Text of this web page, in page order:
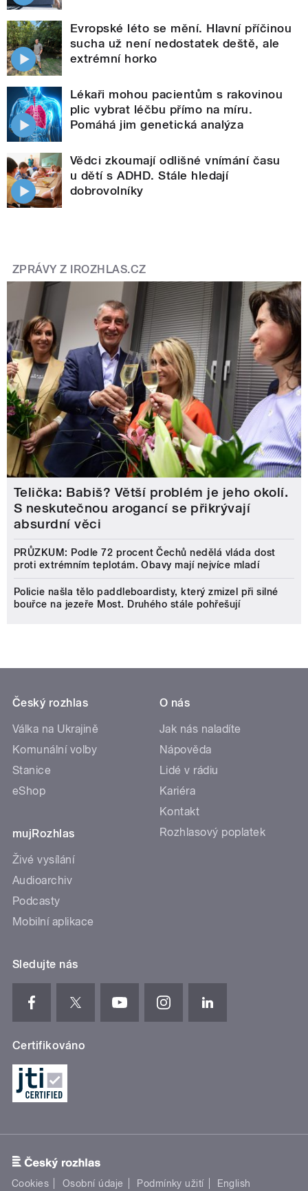
Evropské léto se mění. Hlavní příčinou
sucha už není nedostatek deště, ale
extrémní horko
Lékaři mohou pacientům s rakovinou
plic vybrat léčbu přímo na míru.
Pomáhá jim genetická analýza
Vědci zkoumají odlišné vnímání času
u dětí s ADHD. Stále hledají
dobrovolníky
ZPRÁVY Z IROZHLAS.CZ
Telička: Babiš? Větší problém je jeho okolí.
S neskutečnou arogancí se přikrývají
absurdní věci
PRŮZKUM: Podle 72 procent Čechů nedělá vláda dost
proti extrémním teplotám. Obavy mají nejvíce mladí
Policie našla tělo paddleboardisty, který zmizel při silné
bouřce na jezeře Most. Druhého stále pohřešují
Český rozhlas
Válka na Ukrajině
Komunální volby
Stanice
eShop
mujRozhlas
Živé vysílání
Audioarchiv
Podcasty
Mobilní aplikace
O nás
Jak nás naladíte
Nápověda
Lidé v rádiu
Kariéra
Kontakt
Rozhlasový poplatek
Sledujte nás
Certifikováno
Cookies Osobní údaje Podmínky užití English